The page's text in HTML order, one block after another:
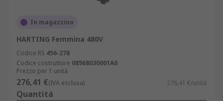
In magazzino
HARTING Femmina 480V
Codice RS 456-278
Codice costruttore 08968030001A0
Prezzo per 1 unità
276,41 €(IVA esclusa) 276,41 €/unità
Quantità